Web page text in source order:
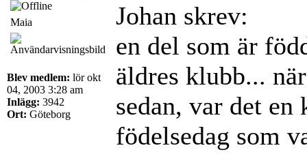
Maia
Blev medlem: lör okt
04, 2003 3:28 am
Inlägg: 3942
Ort: Göteborg
Johan skrev:
en del som är
äldres klubb...
sedan, var det
födelsedag som